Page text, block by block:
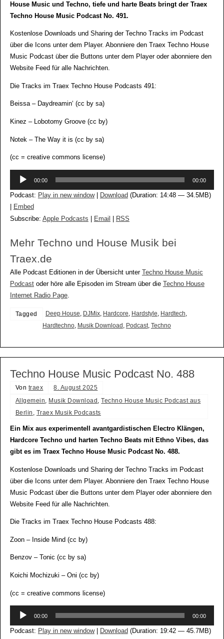
House Music und Techno, tiefe und harte Beats bringt der Traex
Techno House Music Podcast No. 491.
Kostenlose Downloads und Sharing der Techno Tracks im Podcast
über die Icons unter dem Player. Abonniere den Traex Techno House
Music Podcast über die Buttons unter dem Player oder abonniere den
Website Feed für alle Nachrichten.
Die Tracks im Traex Techno House Podcasts 491:
Beissa – Daydreamin‘ (cc by sa)
Kinez – Lobotomy Groove (cc by)
Notek – The Way it is (cc by sa)
(cc = creative commons license)
Audio-
00:00 00:00
Podcast: Play in new window| Download (Duration: 14:48 — 34.5MB)
Embed
Subscribe: Apple Podcasts Email RSS
Mehr Techno und House Musik bei
Traex.de
Alle Podcast Editionen in der Übersicht unter Techno House Music
Podcastoder höre alle Episoden im Stream über die Techno House
Internet Radio Page.
Tagged Deep House, DJMix, Hardcore, Hardstyle, Hardtech,
Hardtechno, Musik Download , Podcast, Techno
Techno House Music Podcast No. 488
Von traex
8. August 2025
Allgemein, Musik Download ,Techno House Music Podcast aus
Berlin , Traex Musik Podcasts
Ein Mix aus experimentell avantgardistischen Electro Klängen,
Hardcore Techno und harten Techno Beats mit Ethno Vibes, das
gibt es im Traex Techno House Music Podcast No. 488.
Kostenlose Downloads und Sharing der Techno Tracks im Podcast
über die Icons unter dem Player. Abonniere den Traex Techno House
Music Podcast über die Buttons unter dem Player oder abonniere den
Website Feed für alle Nachrichten.
Die Tracks im Traex Techno House Podcasts 488:
Zoon – Inside Mind (cc by)
Benzov – Tonic (cc by sa)
Koichi Mochizuki – Oni (cc by)
(cc = creative commons license)
Audio-
00:00 00:00
Podcast: Play in new window| Download (Duration: 19:42 — 45.7MB)